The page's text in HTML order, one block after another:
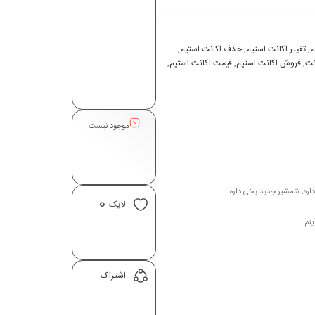
,تغيير اکانت استیم,حذف اکانت استیم,
,فروش اکانت استیم,قيمت اکانت استیم,
موجود نیست
لایک 0
اشتراک